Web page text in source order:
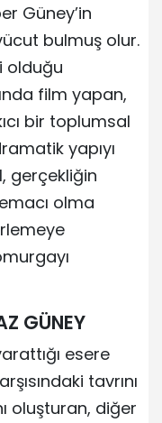
Güney’in
bulmuş olur.
olduğu
film yapan,
bir toplumsal
yapıyı
gerçekliğin
olma
GÜNEY
esere
tavrını
oluşturan, diğer